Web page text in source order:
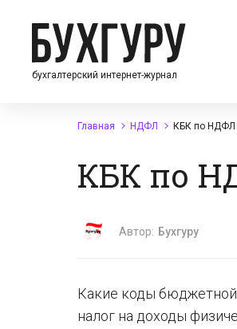
бухгалтерский интернет-журнал
Главная НДФЛ КБК по НДФЛ
КБК по
Автор: Бухгуру
Какие коды
налог на доходы